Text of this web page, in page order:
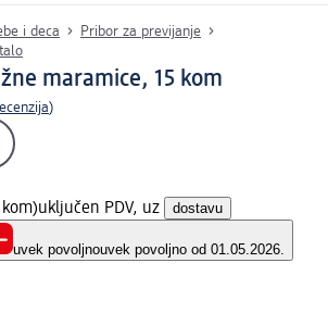
i deca
Pribor za previjanje
maramice, 15 kom
)
kom)uključen PDV, uz dostavu
uvek povoljnouvek povoljno od 01.05.2026.